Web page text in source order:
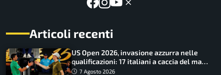
Articoli recenti
US Open 2026, invasione azzurra nelle
qualificazioni: 17 italiani a caccia del main
draw7 Agosto 2026